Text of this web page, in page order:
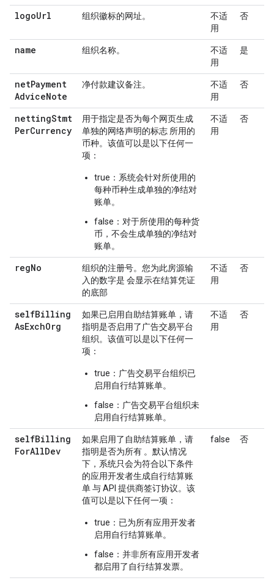
logoUrl 组织徽标的网址。
不适
用
否
name 组织名称。
不适
用
是
netPayment
AdviceNote
净付款建议备注。
不适
用
否
nettingStmt
PerCurrency
用于指定是否为每个网页生成
单独的网络声明的标志 所用的
币种。该值可以是以下任何一
项：
true：系统会针对所使用的
每种币种生成单独的净结对
账单。
false：对于所使用的每种货
币，不会生成单独的净结对
账单。
不适
用
否
regNo
组织的注册号。您为此房源输
入的数字是 会显示在结算凭证
的底部
不适
用
否
selfBilling
AsExchOrg
如果已启用自助结算账单，请
指明是否启用了广告交易平台
组织。该值可以是以下任何一
项：
true：广告交易平台组织已
启用自行结算账单。
false：广告交易平台组织未
启用自行结算账单。
不适
用
否
selfBilling
ForAllDev
如果启用了自助结算账单，请
指明是否为所有 。默认情况
下，系统只会为符合以下条件
的应用开发者生成自行结算账
单 与 API 提供商签订协议。该
值可以是以下任何一项：
true：已为所有应用开发者
启用自行结算账单。
false：并非所有应用开发者
都启用了自行结算发票。
false 否